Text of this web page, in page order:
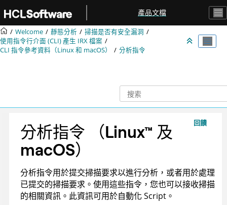
產品文檔
Welcome 靜態分析
掃描是否有安全漏洞
使用指令行介面 (CLI) 產生 IRX檔案
CLI 指令參考資料（Linux 和 macOS）
分析指令
回饋
分析指令 （Linux™ 及
macOS）
分析指令用於提交掃描要求以進行分析，或者用於處理
已提交的掃描要求。使用這些指令，您也可以接收掃描
的相關資訊。此資訊可用於自動化 Script。